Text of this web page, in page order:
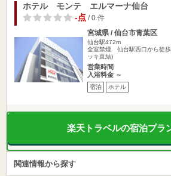
ホテル モンテ エルマーナ仙台
-点/ 0 件
宮城県 / 仙台市青葉区
仙台駅472m
全室禁煙 仙台駅西口から徒
ッキ直結)
営業時間
入浴料金 ～
宿泊 ホテル
楽天トラベルの宿泊プラ
関連情報から探す